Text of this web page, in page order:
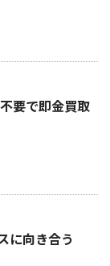
要で即金買取
に向き合う